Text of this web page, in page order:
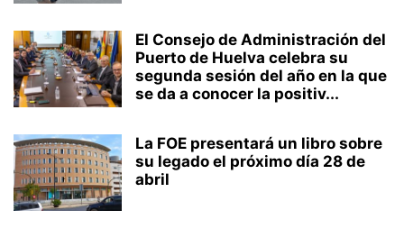
El Consejo de Administración del
Puerto de Huelva celebra su
segunda sesión del año en la que
se da a conocer la positiv...
La FOE presentará un libro sobre
su legado el próximo día 28 de
abril